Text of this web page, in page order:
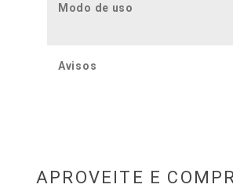
Modo de uso
Avisos
APROVEITE E